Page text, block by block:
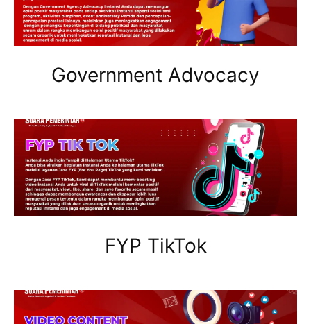
Government Advocacy
FYP TikTok